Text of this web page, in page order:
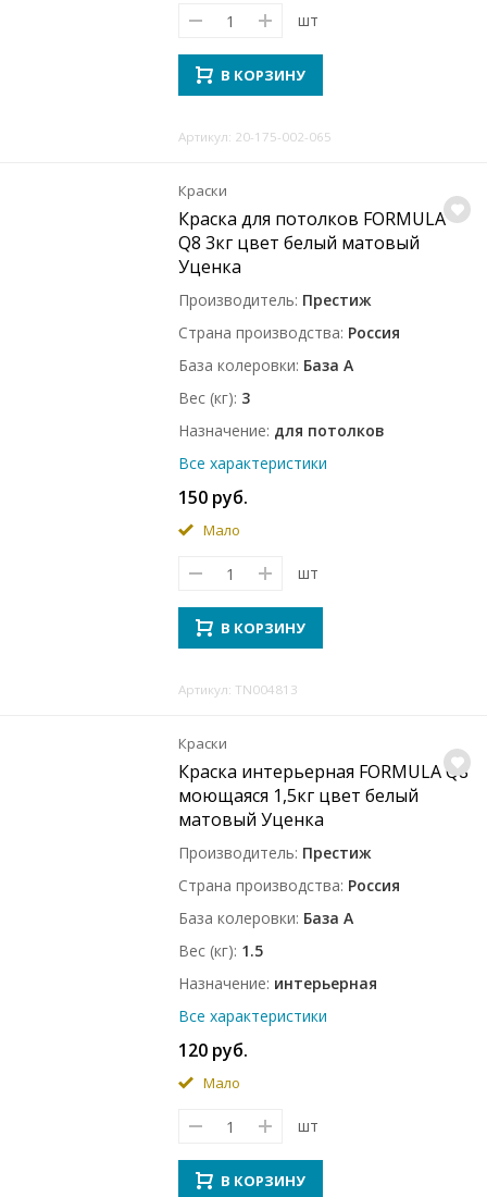
шт
В КОРЗИНУ
Артикул: 20-175-002-065
Краски
Краска для потолков FORMULA
Q8 3кг цвет белый матовый
Уценка
Производитель Престиж
Страна производства Россия
База колеровки База A
Вес (кг) 3
Назначение для потолков
Все характеристики
150 руб.
Мало
шт
В КОРЗИНУ
Артикул: TN004813
Краски
Краска интерьерная FORMULA Q8
моющаяся 1,5кг цвет белый
матовый Уценка
Производитель Престиж
Страна производства Россия
База колеровки База A
Вес (кг) 1.5
Назначение интерьерная
Все характеристики
120 руб.
Мало
шт
В КОРЗИНУ